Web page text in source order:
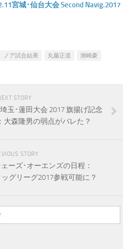
宮城･仙台大会 Second Navig.2017
ノア試合結果 丸藤正道 潮崎豪
STORY
玉･蓮田大会 2017 旗揚げ記念
大森隆男の弱点がバレた？
STORY
ーズ･オーエンズの日程：
グリーグ2017参戦可能に？